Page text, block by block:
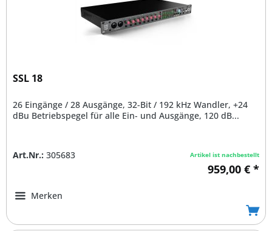
SSL 18
26 Eingänge / 28 Ausgänge, 32-Bit / 192 kHz Wandler, +24
dBu Betriebspegel für alle Ein- und Ausgänge, 120 dB...
Art.Nr.: 305683 Artikel ist nachbestellt
959,00 € *
Merken